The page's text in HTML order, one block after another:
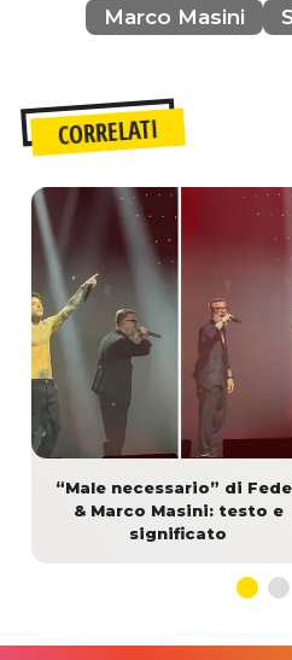
Marco Masini
CORRELATI
“Male necessario” di
& Marco Masini: testo e
significato